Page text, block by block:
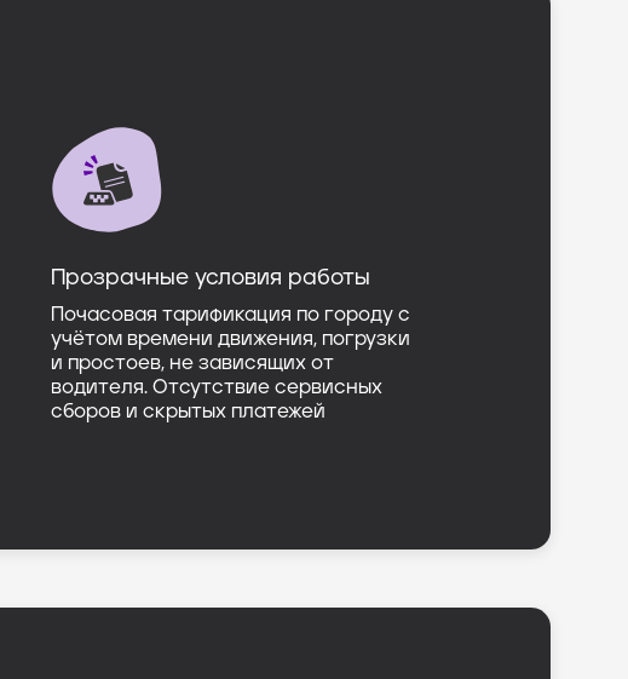
Прозрачные условия работы
Почасовая тарификация по городу с
учётом времени движения, погрузки
и простоев, не зависящих от
водителя. Отсутствие сервисных
сборов и скрытых платежей